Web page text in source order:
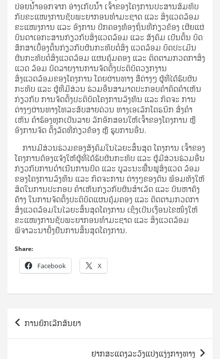
ປ່ອຍນ້ໍາອອກຈາກ ອ່າງເກັບນ້ໍາ ເຈົ້າຂອງໂຄງການປະສານສົມທົບ
ກັບຂະແໜງການຊັບພະຍາກອນທໍາມະຊາດ ແລະ ສິ່ງແວດລ້ອມ
ຂະແໜງການ ແລະ ອົງການ ປົກຄອງທ້ອງຖິ່ນທີ່ກ່ຽວຂ້ອງ ເຜີຍແຜ່
ບັນດາເອກະສານກ່ຽວກັບສິ່ງແວດລ້ອມ ແລະ ສັງຄົມ ເປັນຕົ້ນ ບົດ
ສຶກສາເບື້ອງຕົ້ນກ່ຽວກັບຜົນກະທົບຕໍ່ສິ່ງ ແວດລ້ອມ ບົດປະເມີນ
ຜົນກະທົບຕໍ່ສິ່ງແວດລ້ອມ ແຜນຄຸ້ມຄອງ ແລະ ຕິດຕາມກວດກາສິ່ງ
ແວດ ລ້ອມ ບົດລາຍງານການຈັດຕັ້ງປະຕິບັດວຽກງານ
ສິ່ງແວດລ້ອມຂອງໂຄງການ ໂດຍຜ່ານທາງ ສື່ຕ່າງໆ ຜູ້ທີ່ໄດ້ຮັບຜົນ
ກະທົບ ແລະ ຜູ້ທີ່ມີສ່ວນ ຮ່ວມອື່ນສາມາດປະກອບຄໍາຄິດຄໍາເຫັນ
ກ່ຽວກັບ ການຈັດຕັ້ງປະຕິບັດໂຄງການລົງທຶນ ແລະ ກິດຈະ ການ
ຕ່າງໆຜ່ານທາງໂທລະສັບສາຍດ່ວນ ທາງເອເລັກໂຕຣນິກ ສົ່ງຄໍາ
ເຫັນ ຄໍາຮ້ອງທຸກເປັນລາຍ ລັກອັກສອນໃຫ້ເຈົ້າຂອງໂຄງການ ຫຼື
ອົງການຈັດ ຕັ້ງລັດທີ່ກ່ຽວຂ້ອງ ຫຼື ຮູບການອື່ນ.
ການມີສ່ວນຮ່ວມຂອງສັງຄົມໃນໄລຍະສິ້ນສຸດ ໂຄງການ ເຈົ້າຂອງ
ໂຄງການຕ້ອງແຈ້ງໃຫ້ຜູ້ທີ່ໄດ້ຮັບຜົນກະທົບ ແລະ ຜູ້ມີສ່ວນຮ່ວມອື່ນ
ກ່ຽວກັບການດໍາເນີນການປິດ ແລະ ບູລະນະຟື້ນຟູສິ່ງແວດ ລ້ອມ
ຂອງໂຄງການລົງທຶນ ແລະ ກິດຈະການ ຕ່າງໆຂອງຕົນ ພ້ອມທັງໃຫ້
ສິດໃນການປະກອບ ຄໍາເຫັນກ່ຽວກັບຜົນສໍາເລັດ ແລະ ບັນຫາຄົງ
ຄ້າງ ໃນການຈັດຕັ້ງປະຕິບັດແຜນຄຸ້ມຄອງ ແລະ ຕິດຕາມກວດກາ
ສິ່ງແວດລ້ອມໃນໄລຍະສິ້ນສຸດໂຄງການ ເຊິ່ງເປັນເງື່ອນໄຂໜຶ່ງໃຫ້
ຂະແໜງການຊັບພະຍາກອນທໍາມະຊາດ ແລະ ສິ່ງແວດລ້ອມ
ພິຈາລະນາຢັ້ງຢືນການສິ້ນສຸດໂຄງການ.
Share:
Facebook X
Post
navigation
ການຍົກເລີກສັນຍາ
ຢາກສະແດງລະວັງແປ່ງແງ່ງກາງທາງ